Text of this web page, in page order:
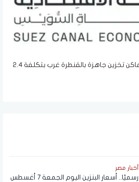
"كابيتال" تقيم مصانع وأماكن تخزين جاهزة بالقنطرة غرب بتكلفة 2.4
أخبار مصر
رسميًا.. أسعار البنزين اليوم الجمعة 7 أغسطس